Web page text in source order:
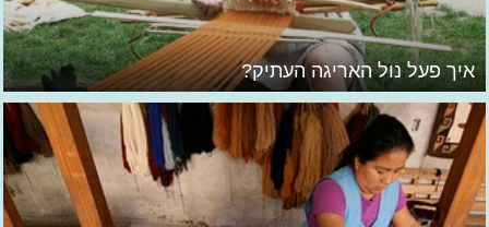
איך פעל נול האריגה העתיק?